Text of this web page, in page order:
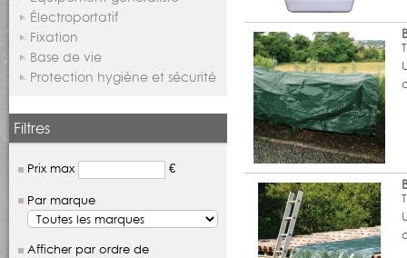
Électroportatif
Fixation
Base de vie
Protection hygiène et sécurité
Filtres
Prix max €
Par marque
Afficher par ordre de